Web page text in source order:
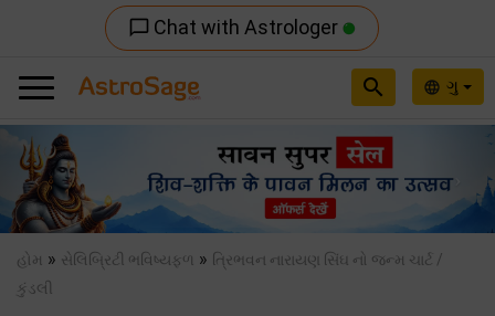
chat_bubble_outline Chat with Astrologer
language ગુ
search
Previous
હોમ » સેલિબ્રિટી ભવિષ્યફળ » ત્રિભવન નારાયણ સિંઘ નો જન્મ ચાર્ટ /
કુંડલી